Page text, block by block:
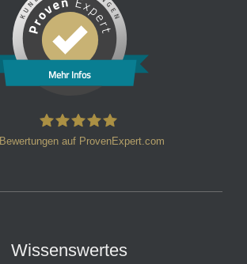
Mehr Infos
Bewertungen auf ProvenExpert.com
Wissenswertes